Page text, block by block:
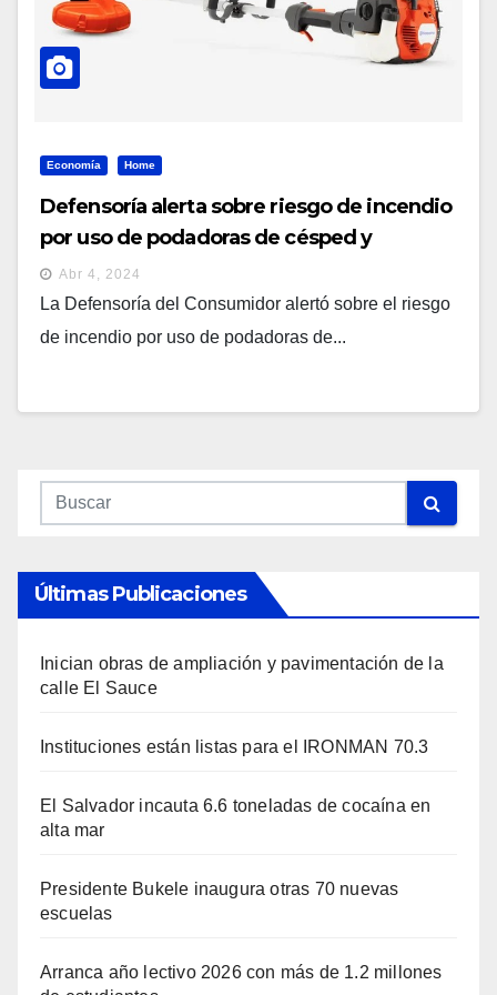
Economía Home
Defensoría alerta sobre riesgo de incendio
por uso de podadoras de césped y
vaporizadores de ropa portátiles
Abr 4, 2024
La Defensoría del Consumidor alertó sobre el riesgo
de incendio por uso de podadoras de...
Últimas Publicaciones
Inician obras de ampliación y pavimentación de la
calle El Sauce
Instituciones están listas para el IRONMAN 70.3
El Salvador incauta 6.6 toneladas de cocaína en
alta mar
Presidente Bukele inaugura otras 70 nuevas
escuelas
Arranca año lectivo 2026 con más de 1.2 millones